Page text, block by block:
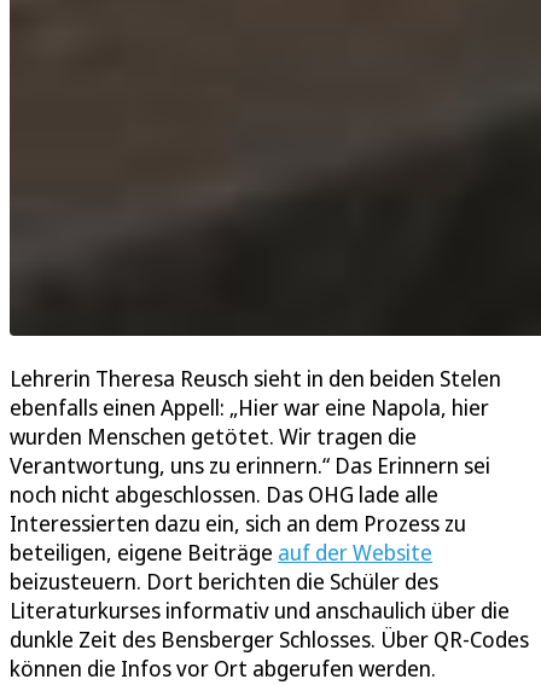
Lehrerin Theresa Reusch sieht in den beiden Stelen
ebenfalls einen Appell: „Hier war eine Napola, hier
wurden Menschen getötet. Wir tragen die
Verantwortung, uns zu erinnern.“ Das Erinnern sei
noch nicht abgeschlossen. Das OHG lade alle
Interessierten dazu ein, sich an dem Prozess zu
beteiligen, eigene Beiträge auf der Website
beizusteuern. Dort berichten die Schüler des
Literaturkurses informativ und anschaulich über die
dunkle Zeit des Bensberger Schlosses. Über QR-Codes
können die Infos vor Ort abgerufen werden.